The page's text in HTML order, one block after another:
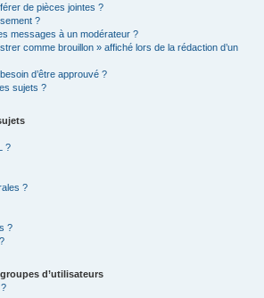
de pièces jointes ?
?
messages à un modérateur ?
comme brouillon » affiché lors de la rédaction d’un
d’être approuvé ?
sujets ?
?
?
?
d’utilisateurs